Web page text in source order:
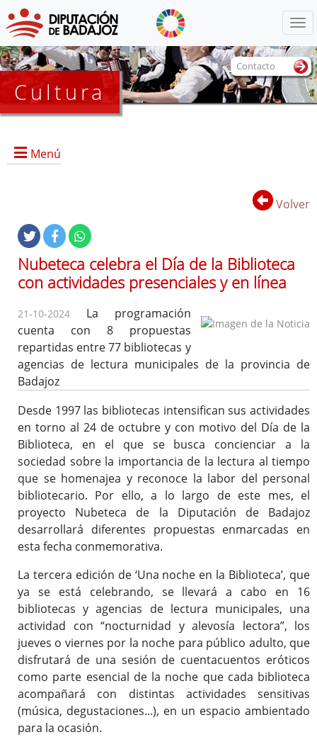
Cultura
Menú
Portada
Información General
Objetivos
Marcos
Bibliotecas y Agencias
Catálogo colectivo (OPAC)
Solicitud de dotación
Solicitud de material a través del e-mail
Solicitud de la Desiderata
Solicitud para lotes en clubes de lecturas, lotes de libros,
etc.
Buzón de Sugerencias
Actividades / Actualidad
Formación
Enlaces de interés
Volver
Nubeteca celebra el Día de la Biblioteca
con actividades presenciales y en línea
21-10-2024 La programación
cuenta con 8 propuestas
repartidas entre 77 bibliotecas y
agencias de lectura municipales de la provincia de
Badajoz
Desde 1997 las bibliotecas intensifican sus actividades
en torno al 24 de octubre y con motivo del Día de la
Biblioteca, en el que se busca concienciar a la
sociedad sobre la importancia de la lectura al tiempo
que se homenajea y reconoce la labor del personal
bibliotecario. Por ello, a lo largo de este mes, el
proyecto Nubeteca de la Diputación de Badajoz
desarrollará diferentes propuestas enmarcadas en
esta fecha conmemorativa.
La tercera edición de ‘Una noche en la Biblioteca’, que
ya se está celebrando, se llevará a cabo en 16
bibliotecas y agencias de lectura municipales, una
actividad con “nocturnidad y alevosía lectora”, los
jueves o viernes por la noche para público adulto, que
disfrutará de una sesión de cuentacuentos eróticos
como parte esencial de la noche que cada biblioteca
acompañará con distintas actividades sensitivas
(música, degustaciones...), en un espacio ambientado
para la ocasión.
Contacto